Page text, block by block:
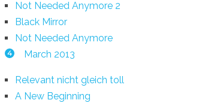
Not Needed Anymore 2
Black Mirror
Not Needed Anymore
4 March 2013
Relevant nicht gleich toll
A New Beginning